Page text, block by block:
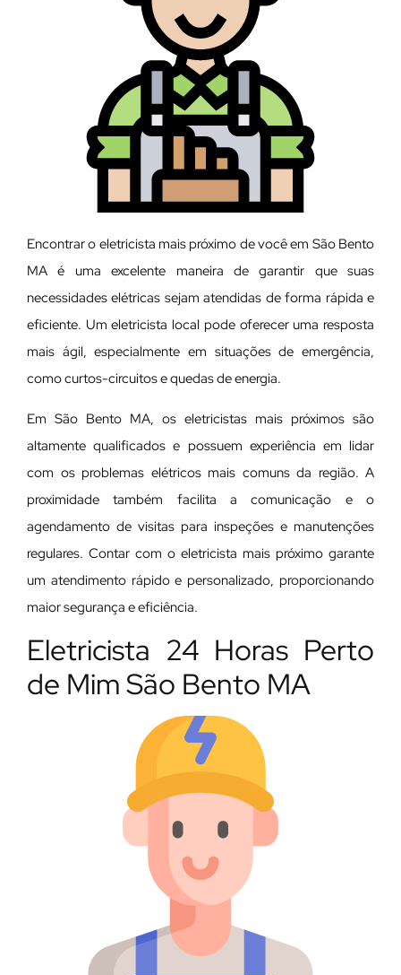
Encontrar o eletricista mais próximo de você em São Bento
MA é uma excelente maneira de garantir que suas
necessidades elétricas sejam atendidas de forma rápida e
eficiente. Um eletricista local pode oferecer uma resposta
mais ágil, especialmente em situações de emergência,
como curtos-circuitos e quedas de energia.
Em São Bento MA, os eletricistas mais próximos são
altamente qualificados e possuem experiência em lidar
com os problemas elétricos mais comuns da região. A
proximidade também facilita a comunicação e o
agendamento de visitas para inspeções e manutenções
regulares. Contar com o eletricista mais próximo garante
um atendimento rápido e personalizado, proporcionando
maior segurança e eficiência.
Eletricista 24 Horas Perto
de Mim São Bento MA